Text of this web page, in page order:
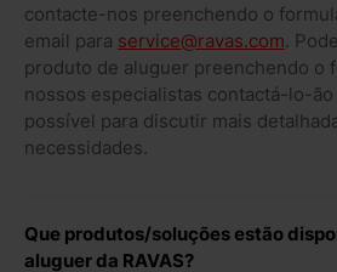
contacte-nos preenchendo o
email para service@ravas.com.
produto de aluguer preenchendo o
nossos especialistas contactá-lo-
possível para discutir mais
necessidades.
Que produtos/soluções estão
aluguer da RAVAS?